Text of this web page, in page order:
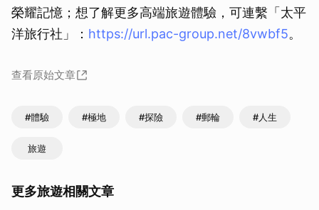
榮耀記憶；想了解更多高端旅遊體驗，可連繫「太平
洋旅行社」： https://url.pac-group.net/8vwbf5。
查看原始文章
#體驗 #極地 #探險 #郵輪 #人生
旅遊
更多旅遊相關文章